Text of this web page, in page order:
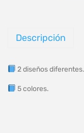
Descripción
2 diseños diferentes.
5 colores.